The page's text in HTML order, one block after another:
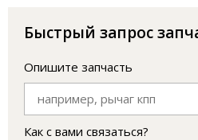
Быстрый запрос
Опишите запчасть
Как с вами связаться?